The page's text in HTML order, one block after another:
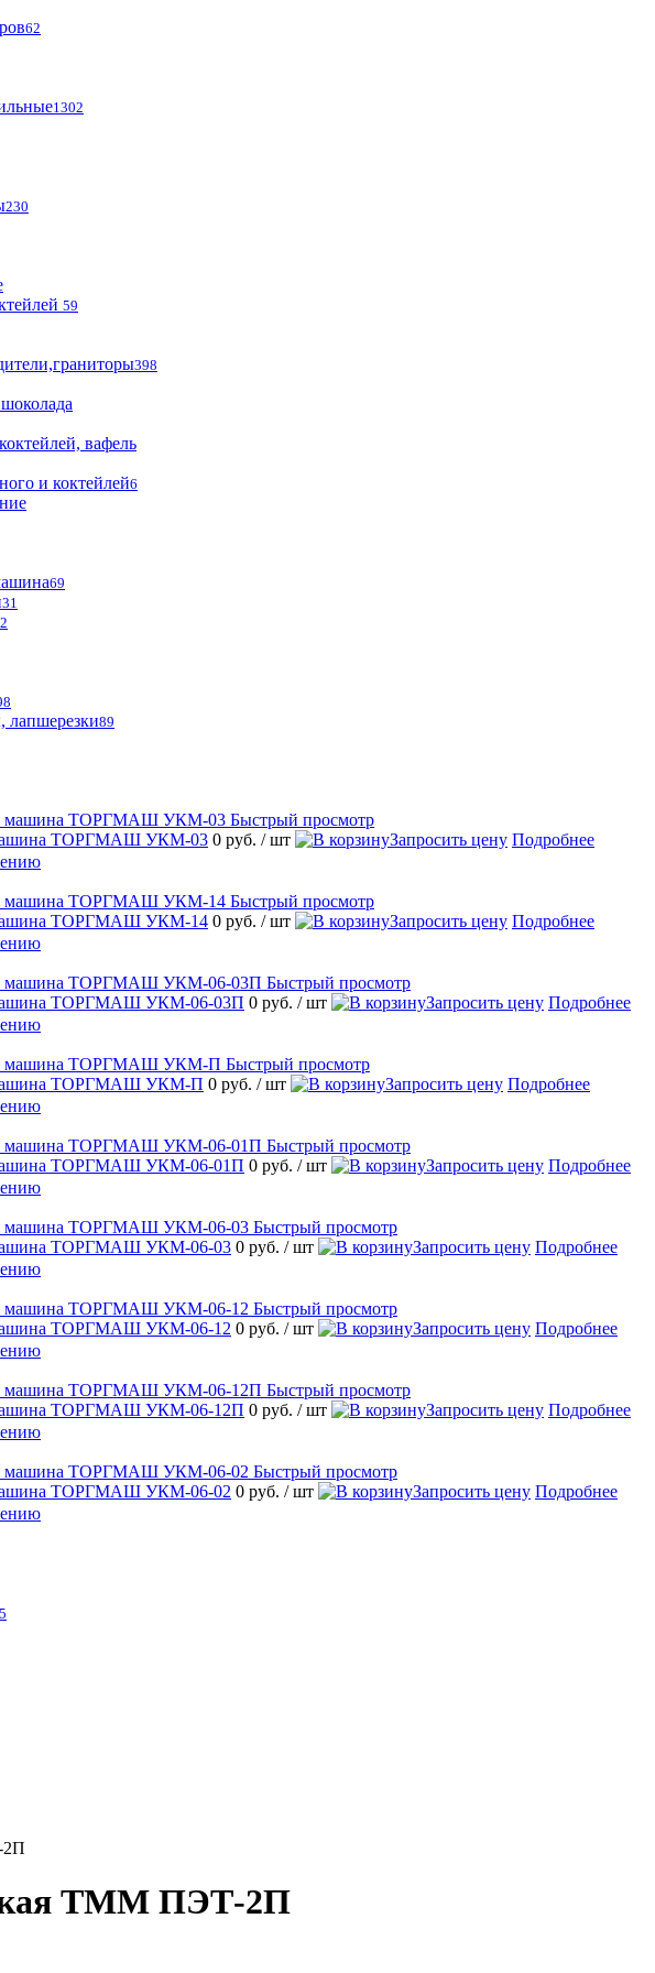
62
1302
230
59
398
вафель
и коктейлей6
69
31
лапшерезки89
Быстрый просмотр
машина ТОРГМАШ УКМ-03 0 руб. / шт Запросить цену Подробнее
Быстрый просмотр
машина ТОРГМАШ УКМ-14 0 руб. / шт Запросить цену Подробнее
Быстрый просмотр
машина ТОРГМАШ УКМ-06-03П 0 руб. / шт Запросить цену Подробнее
Быстрый просмотр
машина ТОРГМАШ УКМ-П 0 руб. / шт Запросить цену Подробнее
Быстрый просмотр
машина ТОРГМАШ УКМ-06-01П 0 руб. / шт Запросить цену Подробнее
Быстрый просмотр
машина ТОРГМАШ УКМ-06-03 0 руб. / шт Запросить цену Подробнее
Быстрый просмотр
машина ТОРГМАШ УКМ-06-12 0 руб. / шт Запросить цену Подробнее
Быстрый просмотр
машина ТОРГМАШ УКМ-06-12П 0 руб. / шт Запросить цену Подробнее
Быстрый просмотр
машина ТОРГМАШ УКМ-06-02 0 руб. / шт Запросить цену Подробнее
2П
ТММ ПЭТ-2П